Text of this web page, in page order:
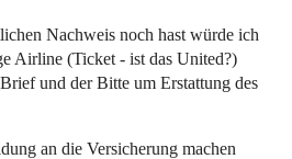
Nachweis noch hast würde ich
Airline (Ticket - ist das United?)
und der Bitte um Erstattung des
an die Versicherung machen